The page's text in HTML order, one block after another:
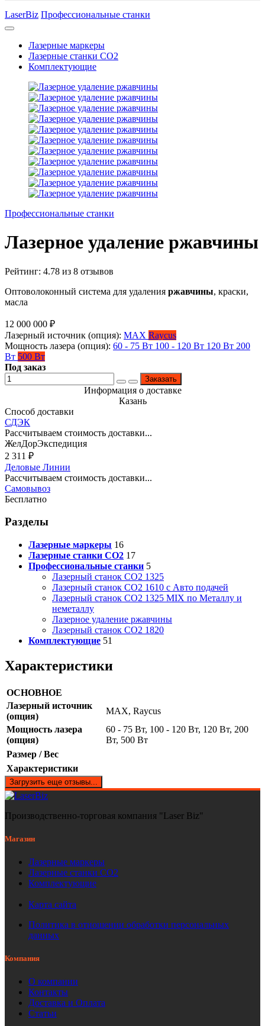
LaserBiz Профессиональные станки
Лазерные маркеры
Лазерные станки CO2
Комплектующие
Профессиональные станки
Лазерное удаление ржавчины
Рейтинг: 4.78 из 8 отзывов
Оптоволоконный система для удаления ржавчины, краски,
масла
12 000 000 ₽
Лазерный источник (опция): MAX Raycus
Мощность лазера (опция): 60 - 75 Вт 100 - 120 Вт 120 Вт 200
Вт 500 Вт
Под заказ
Заказать
Информация о доставке
Казань
Способ доставки
СДЭК
Рассчитываем стоимость доставки...
ЖелДорЭкспедиция
2 311 ₽
Деловые Линии
Рассчитываем стоимость доставки...
Самовывоз
Бесплатно
Разделы
Лазерные маркеры 16
Лазерные станки CO2 17
Профессиональные станки 5
Лазерный станок СО2 1325
Лазерный станок СО2 1610 с Авто подачей
Лазерный станок СО2 1325 MIX по Металлу и
неметаллу
Лазерное удаление ржавчины
Лазерный станок СО2 1820
Комплектующие 51
Характеристики
ОСНОВНОЕ
Лазерный источник
(опция)
MAX, Raycus
Мощность лазера
(опция)
60 - 75 Вт, 100 - 120 Вт, 120 Вт, 200
Вт, 500 Вт
Размер / Вес
Характеристики
Загрузить еще отзывы...
Производственно-торговая компания "Laser Biz"
Магазин
Лазерные маркеры
Лазерные станки СО2
Комплектующие
Карта сайта
Политика в отношении обработки персональных
данных
Компания
О компании
Контакты
Доставка и Оплата
Статьи